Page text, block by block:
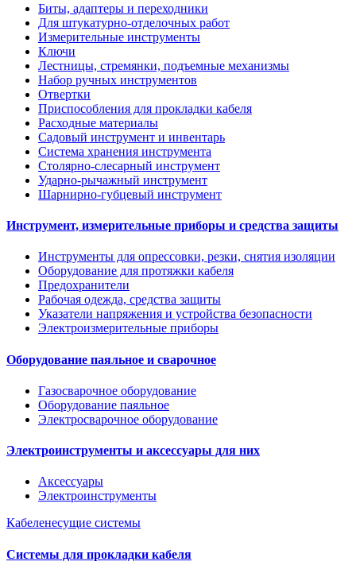
Биты, адаптеры и переходники
Для штукатурно-отделочных работ
Измерительные инструменты
Ключи
Лестницы, стремянки, подъемные механизмы
Набор ручных инструментов
Отвертки
Приспособления для прокладки кабеля
Расходные материалы
Садовый инструмент и инвентарь
Система хранения инструмента
Столярно-слесарный инструмент
Ударно-рычажный инструмент
Шарнирно-губцевый инструмент
Инструмент, измерительные приборы и средства защиты
Инструменты для опрессовки, резки, снятия изоляции
Оборудование для протяжки кабеля
Предохранители
Рабочая одежда, средства защиты
Указатели напряжения и устройства безопасности
Электроизмерительные приборы
Оборудование паяльное и сварочное
Газосварочное оборудование
Оборудование паяльное
Электросварочное оборудование
Электроинструменты и аксессуары для них
Аксессуары
Электроинструменты
Кабеленесущие системы
Системы для прокладки кабеля